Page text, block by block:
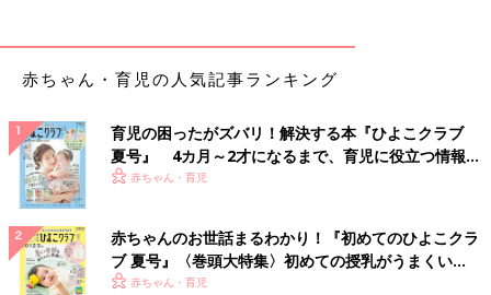
赤ちゃん・育児の人気記事ランキング
育児の困ったがズバリ！解決する本『ひよこクラブ
夏号』 4カ月～2才になるまで、育児に役立つ情報が
いっぱい！
赤ちゃん・育児
赤ちゃんのお世話まるわかり！『初めてのひよこクラ
ブ 夏号』〈巻頭大特集〉初めての授乳がうまくい
く！ おっぱい・ミルクの基本と夏のトラブル 解決テ
赤ちゃん・育児